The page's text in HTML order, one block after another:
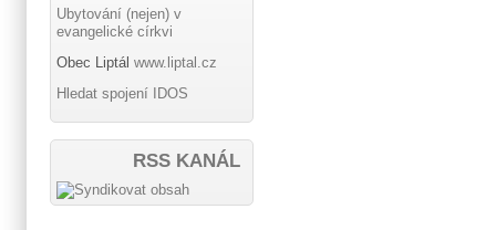
Ubytování (nejen) v
evangelické církvi
Obec Liptál www.liptal.cz
Hledat spojení IDOS
RSS KANÁL